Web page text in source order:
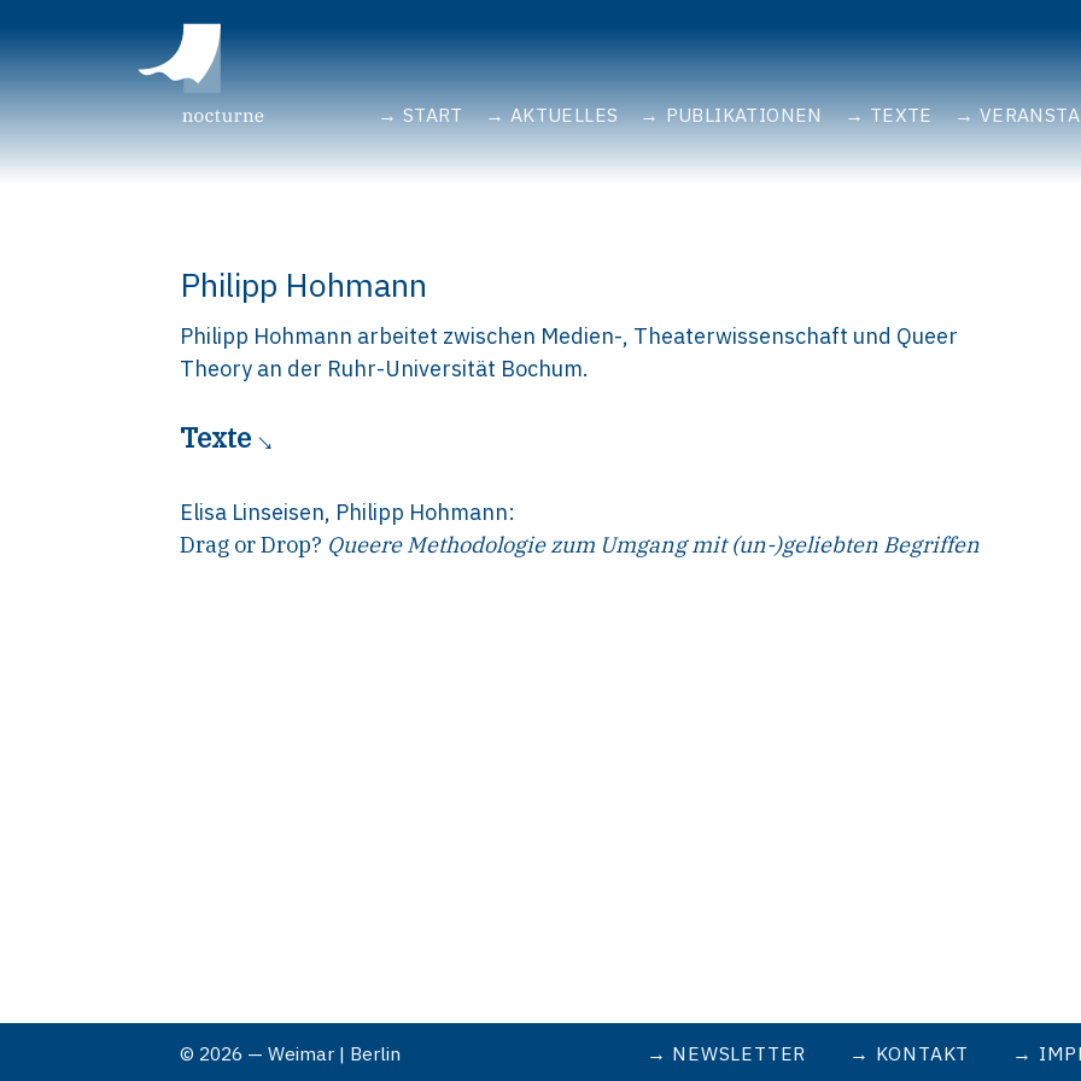
START AKTUELLES PUBLIKATIONEN TEXTE
Philipp Hohmann
Philipp Hohmann arbeitet zwischen Medien-, Theaterwissenschaft und Queer
Theory an der Ruhr-Universität Bochum.
Texte
Elisa Linseisen, Philipp Hohmann:
Drag or Drop? Queere Methodologie zum Umgang mit (un-)geliebten Begriffen
© 2026 — Weimar | Berlin NEWSLETTER KONTAKT